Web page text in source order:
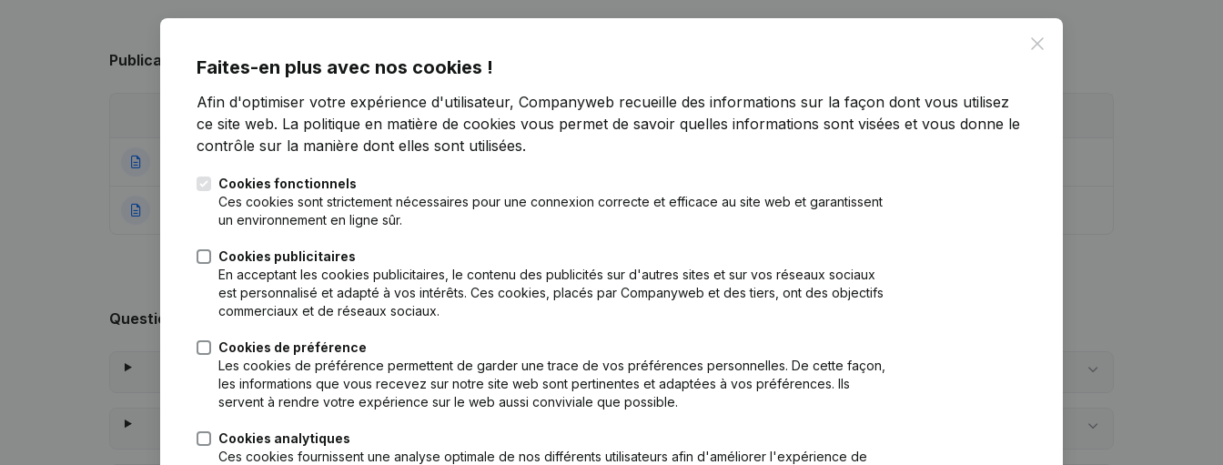
Publicationsde Run the Road
Publication
24-12-2021 Rubrique Constitution (Nouvelle Personne Morale, Ouverture Succursale, etc...)(NL)
Questions fréquemment posées
Quel est le numéro de TVA de Run the Road?
Close
Faites-en plus avec nos cookies !
Afin d'optimiser votre expérience d'utilisateur, Companyweb recueille des informations sur la façon dont vous utilisez
ce site web. La politique en matière de cookies vous permet de savoir quelles informations sont visées et vous donne le
contrôle sur la manière dont elles sont utilisées.
Cookies fonctionnels
Ces cookies sont strictement nécessaires pour une connexion correcte et efficace au site web et garantissent
un environnement en ligne sûr.
Cookies publicitaires
En acceptant les cookies publicitaires, le contenu des publicités sur d'autres sites et sur vos réseaux sociaux
est personnalisé et adapté à vos intérêts. Ces cookies, placés par Companyweb et des tiers, ont des objectifs
commerciaux et de réseaux sociaux.
Cookies de préférence
Les cookies de préférence permettent de garder une trace de vos préférences personnelles. De cette façon,
les informations que vous recevez sur notre site web sont pertinentes et adaptées à vos préférences. Ils
servent à rendre votre expérience sur le web aussi conviviale que possible.
Cookies analytiques
Ces cookies fournissent une analyse optimale de nos différents utilisateurs afin d'améliorer l'expérience de